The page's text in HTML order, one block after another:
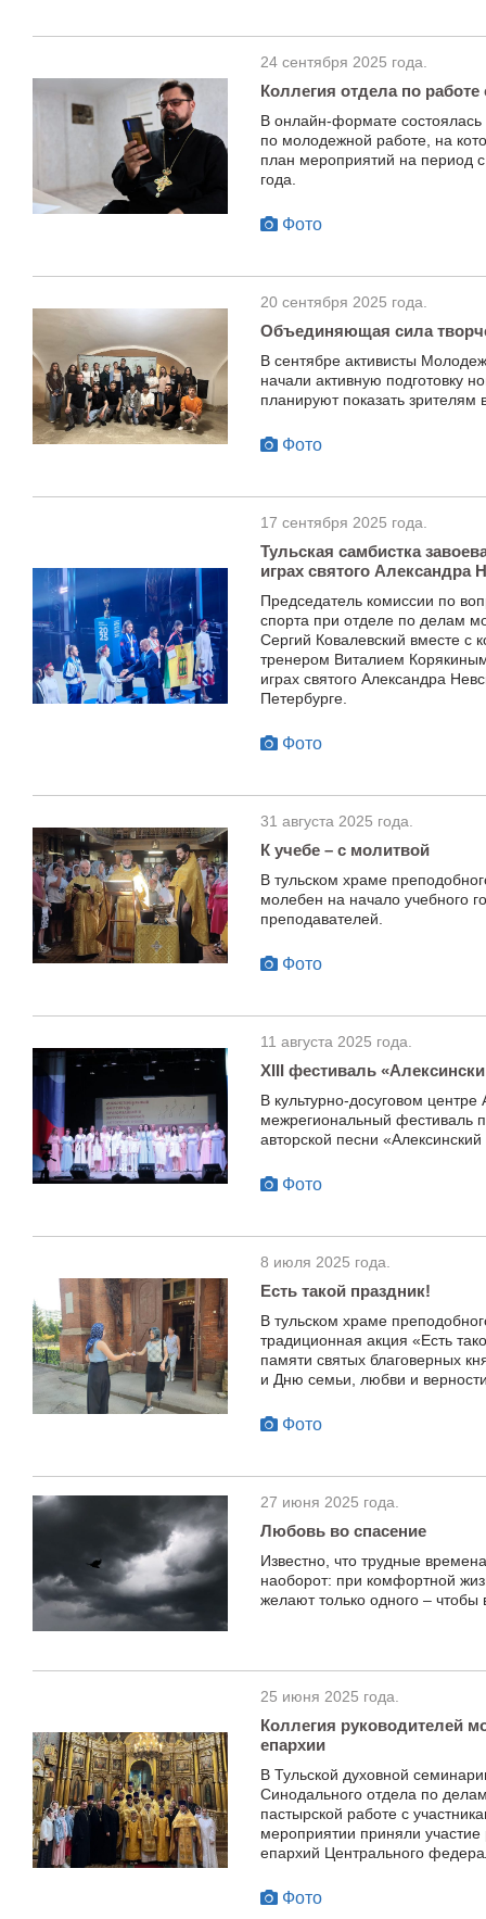
24 сентября 2025 года.
Коллегия отдела по
В онлайн-формате
по молодежной работе, на
план мероприятий на период
года.
Фото
20 сентября 2025 года.
Объединяющая сила
В сентябре активисты
начали активную подготовку
планируют показать зрителям
Фото
17 сентября 2025 года.
Тульская самбистка
играх святого Александра
Председатель комиссии по
спорта при отделе по делам
Сергий Ковалевский вместе с
тренером Виталием
играх святого Александра
Петербурге.
Фото
31 августа 2025 года.
К учебе – с молитвой
В тульском храме
молебен на начало учебного
преподавателей.
Фото
11 августа 2025 года.
XIII фестиваль
В культурно-досуговом
межрегиональный фестиваль
авторской песни «Алексинский
Фото
8 июля 2025 года.
Есть такой праздник!
В тульском храме
традиционная акция «Есть
памяти святых благоверных
и Дню семьи, любви и
Фото
27 июня 2025 года.
Любовь во спасение
Известно, что трудные
наоборот: при комфортной
желают только одного – чтобы
25 июня 2025 года.
Коллегия руководителей
епархии
В Тульской духовной
Синодального отдела по
пастырской работе с
мероприятии приняли
епархий Центрального
Фото